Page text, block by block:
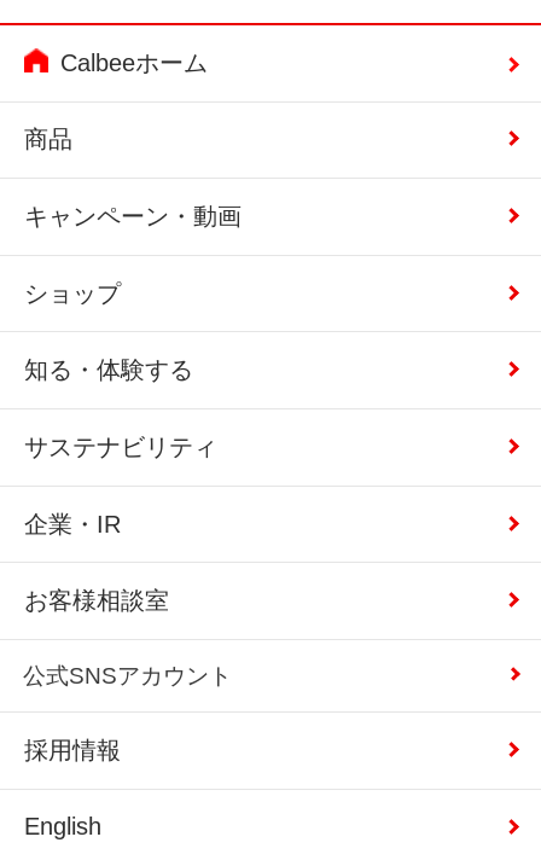
Calbeeホーム
商品
キャンペーン・動画
ショップ
知る・体験する
サステナビリティ
企業・IR
お客様相談室
公式SNSアカウント
採用情報
English